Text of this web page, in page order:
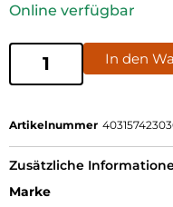
Online verfügbar
In den
Artikelnummer
Zusätzliche
Marke